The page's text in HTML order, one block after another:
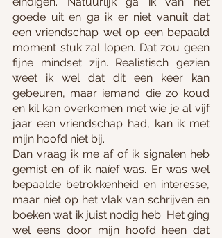
goede uit en ga ik er niet vanuit dat
een vriendschap wel op een bepaald
moment stuk zal lopen. Dat zou geen
fijne mindset zijn. Realistisch gezien
weet ik wel dat dit een keer kan
gebeuren, maar iemand die zo koud
en kil kan overkomen met wie je al vijf
jaar een vriendschap had, kan ik met
mijn hoofd niet bij.
Dan vraag ik me af of ik signalen heb
gemist en of ik naïef was. Er was wel
bepaalde betrokkenheid en interesse,
maar niet op het vlak van schrijven en
boeken wat ik juist nodig heb. Het ging
wel eens door mijn hoofd heen dat